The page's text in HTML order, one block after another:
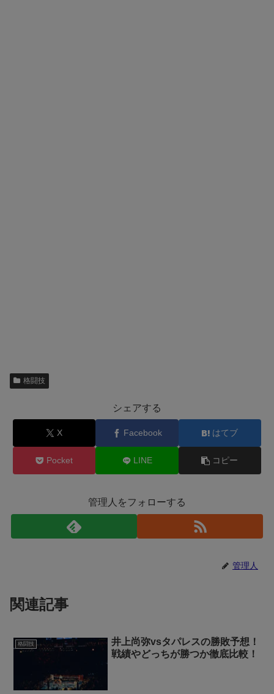
格闘技
シェアする
X Facebook はてブ
Pocket LINE コピー
管理人をフォローする
管理人
関連記事
格闘技
井上尚弥vsタパレスの勝敗予想！
戦績やどっちが勝つか徹底比較！